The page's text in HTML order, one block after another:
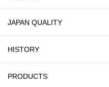
JAPAN QUALITY
HISTORY
PRODUCTS